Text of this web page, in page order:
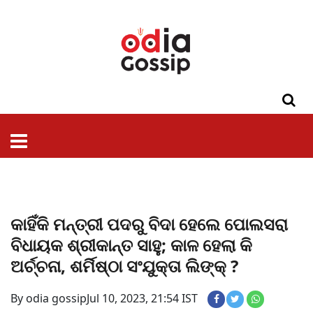
କାହିଁକି ମନ୍ତ୍ରୀ ପଦରୁ ବିଦା ହେଲେ ପୋଲସରା
ବିଧାୟକ ଶ୍ରୀକାନ୍ତ ସାହୁ; କାଳ ହେଲା କି
ଅର୍ଚ୍ଚନା, ଶର୍ମିଷ୍ଠା ସଂଯୁକ୍ତା ଲିଙ୍କ୍ ?
By odia gossipJul 10, 2023, 21:54 IST